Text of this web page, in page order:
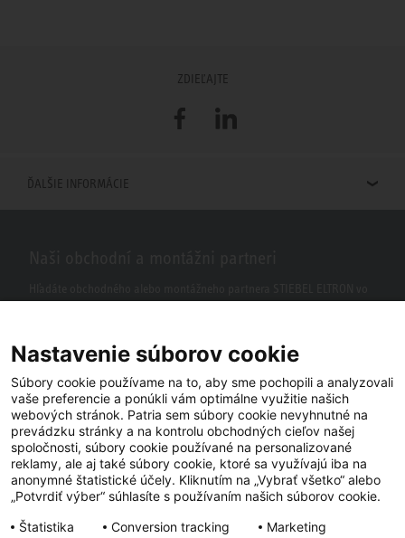
ZDIEĽAJTE
FacebookLinkedIn
ĎALŠIE INFORMÁCIE
Facebook YouTube LinkedIn
Instagram
Nastavenie súborov cookie
Súbory cookie používame na to, aby sme pochopili a analyzovali
vaše preferencie a ponúkli vám optimálne využitie našich
webových stránok. Patria sem súbory cookie nevyhnutné na
prevádzku stránky a na kontrolu obchodných cieľov našej
spoločnosti, súbory cookie používané na personalizované
reklamy, ale aj také súbory cookie, ktoré sa využívajú iba na
anonymné štatistické účely. Kliknutím na „Vybrať všetko“ alebo
„Potvrdiť výber“ súhlasíte s používaním našich súborov cookie.
Štatistika
Conversion tracking Marketing